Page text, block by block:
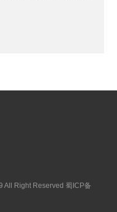
All Right Reserved 蜀ICP备